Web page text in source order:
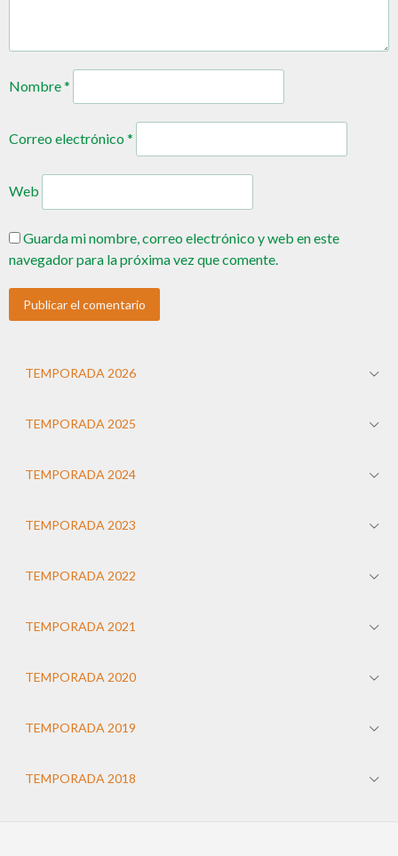
Nombre*
Correo electrónico*
Web
Guarda mi nombre, correo electrónico y web en este
navegador para la próxima vez que comente.
TEMPORADA 2026
TEMPORADA 2025
TEMPORADA 2024
TEMPORADA 2023
TEMPORADA 2022
TEMPORADA 2021
TEMPORADA 2020
TEMPORADA 2019
TEMPORADA 2018